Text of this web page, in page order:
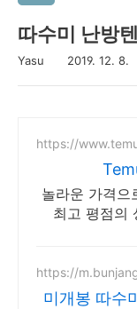
따수미 난방
Yasu 2019. 12. 8.
https://
놀라운 가격으
최고 평점의
https://
미개봉 따수